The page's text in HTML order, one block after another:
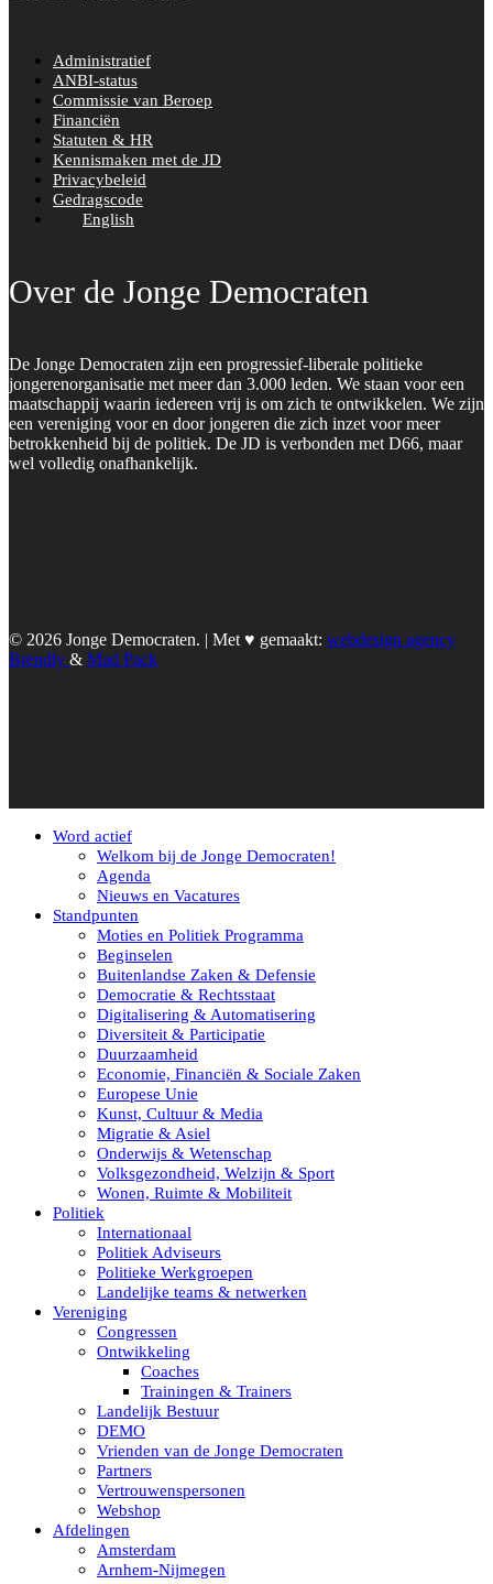
Administratief
ANBI-status
Commissie van Beroep
Financiën
Statuten & HR
Kennismaken met de JD
Privacybeleid
Gedragscode
English
Over de Jonge Democraten
De Jonge Democraten zijn een progressief-liberale politieke
jongerenorganisatie met meer dan 3.000 leden. We staan voor een
maatschappij waarin iedereen vrij is om zich te ontwikkelen. We zijn
een vereniging voor en door jongeren die zich inzet voor meer
betrokkenheid bij de politiek. De JD is verbonden met D66, maar
wel volledig onafhankelijk.
© 2026 Jonge Democraten. | Met ♥︎ gemaakt: webdesign agency
Brendly & Mad Pack
Word actief
Welkom bij de Jonge Democraten!
Agenda
Nieuws en Vacatures
Standpunten
Moties en Politiek Programma
Beginselen
Buitenlandse Zaken & Defensie
Democratie & Rechtsstaat
Digitalisering & Automatisering
Diversiteit & Participatie
Duurzaamheid
Economie, Financiën & Sociale Zaken
Europese Unie
Kunst, Cultuur & Media
Migratie & Asiel
Onderwijs & Wetenschap
Volksgezondheid, Welzijn & Sport
Wonen, Ruimte & Mobiliteit
Politiek
Internationaal
Politiek Adviseurs
Politieke Werkgroepen
Landelijke teams & netwerken
Vereniging
Congressen
Ontwikkeling
Coaches
Trainingen & Trainers
Landelijk Bestuur
DEMO
Vrienden van de Jonge Democraten
Partners
Vertrouwenspersonen
Webshop
Afdelingen
Amsterdam
Arnhem-Nijmegen